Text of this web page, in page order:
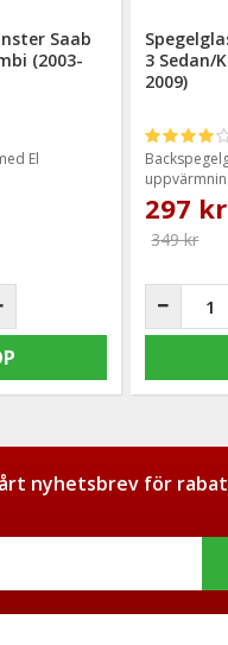
Saab
(2003-
El
3 Sedan/
2009)
297 kr
349 kr
nyhetsbrev för